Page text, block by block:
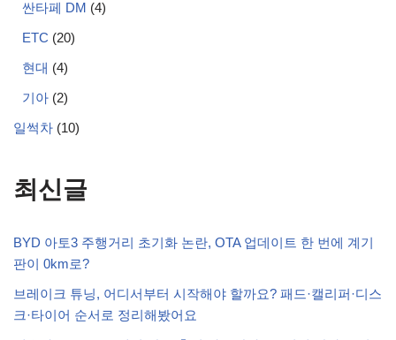
싼타페 DM (4)
ETC (20)
현대 (4)
기아 (2)
일썩차 (10)
최신글
BYD 아토3 주행거리 초기화 논란, OTA 업데이트 한 번에 계기
판이 0km로?
브레이크 튜닝, 어디서부터 시작해야 할까요? 패드·캘리퍼·디스
크·타이어 순서로 정리해봤어요